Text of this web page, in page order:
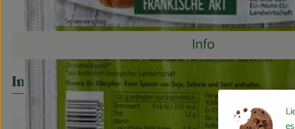
Info
Entdecke passende Rezepte
Es wurden
Info